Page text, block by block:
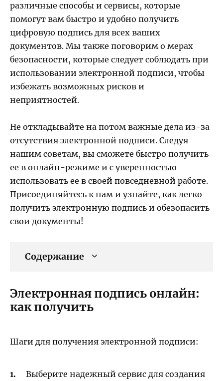
различные способы и сервисы, которые
помогут вам быстро и удобно получить
цифровую подпись для всех ваших
документов. Мы также поговорим о мерах
безопасности, которые следует соблюдать при
использовании электронной подписи, чтобы
избежать возможных рисков и
неприятностей.
Не откладывайте на потом важные дела из-за
отсутствия электронной подписи. Следуя
нашим советам, вы сможете быстро получить
ее в онлайн-режиме и с уверенностью
использовать ее в своей повседневной работе.
Присоединяйтесь к нам и узнайте, как легко
получить электронную подпись и обезопасить
свои документы!
Содержание
Электронная подпись онлайн:
как получить
Шаги для получения электронной подписи:
Выберите надежный сервис для создания